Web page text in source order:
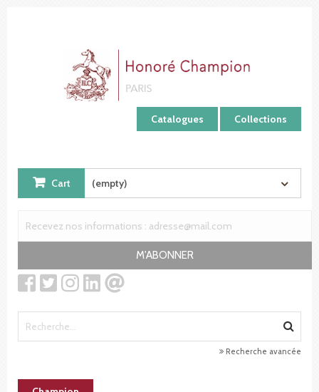
Catalogues Collections
Cart (empty)
M'ABONNER
Recherche avancée